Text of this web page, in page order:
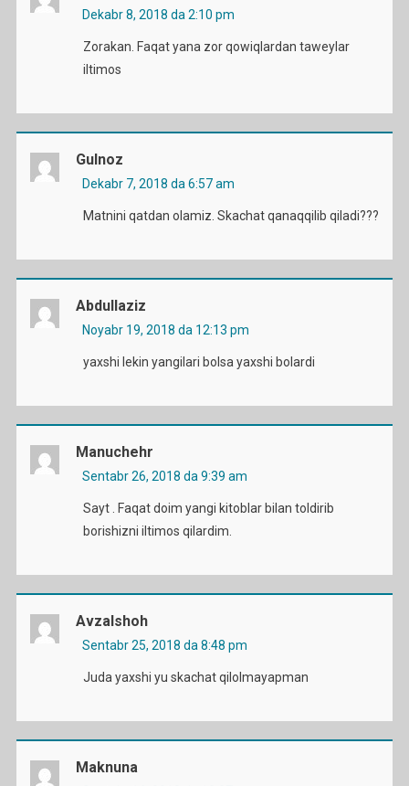
Dekabr 8, 2018 da 2:10 pm
Zorakan. Faqat yana zor qowiqlardan taweylar
iltimos
Gulnoz
Dekabr 7, 2018 da 6:57 am
Matnini qatdan olamiz. Skachat qanaqqilib qiladi???
Abdullaziz
Noyabr 19, 2018 da 12:13 pm
yaxshi lekin yangilari bolsa yaxshi bolardi
Manuchehr
Sentabr 26, 2018 da 9:39 am
Sayt . Faqat doim yangi kitoblar bilan toldirib
borishizni iltimos qilardim.
Avzalshoh
Sentabr 25, 2018 da 8:48 pm
Juda yaxshi yu skachat qilolmayapman
Maknuna